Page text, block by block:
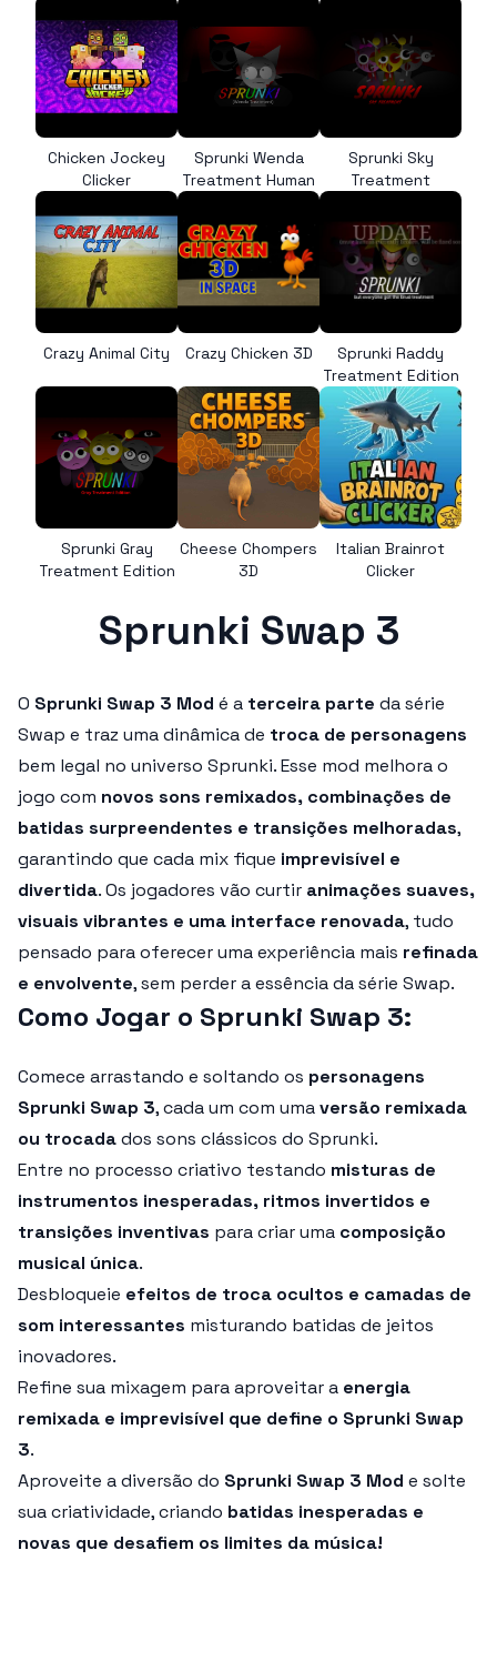
Chicken Jockey
Clicker
Sprunki Wenda
Treatment Human
Sprunki Sky
Treatment
Crazy Animal City Crazy Chicken 3D
Sprunki Raddy
Treatment Edition
Sprunki Gray
Treatment Edition
Cheese Chompers
3D
Italian Brainrot
Clicker
Sprunki Swap 3
O Sprunki Swap 3 Mod é a terceira parte da série
Swap e traz uma dinâmica de troca de personagens
bem legal no universo Sprunki. Esse mod melhora o
jogo com novos sons remixados, combinações de
batidas surpreendentes e transições melhoradas,
garantindo que cada mix fique imprevisível e
divertida. Os jogadores vão curtir animações suaves,
visuais vibrantes e uma interface renovada, tudo
pensado para oferecer uma experiência mais refinada
e envolvente, sem perder a essência da série Swap.
Como Jogar o Sprunki Swap 3:
Comece arrastando e soltando os personagens
Sprunki Swap 3, cada um com umaversão remixada
ou trocadados sons clássicos do Sprunki.
Entre no processo criativo testando misturas de
instrumentos inesperadas, ritmos invertidos e
transições inventivas para criar uma composição
musical única.
Desbloqueie efeitos de troca ocultos e camadas de
som interessantes misturando batidas de jeitos
inovadores.
Refine sua mixagem para aproveitar a energia
remixada e imprevisível que define o Sprunki Swap
3.
Aproveite a diversão do Sprunki Swap 3 Mod e solte
sua criatividade, criando batidas inesperadas e
novas que desafiem os limites da música!